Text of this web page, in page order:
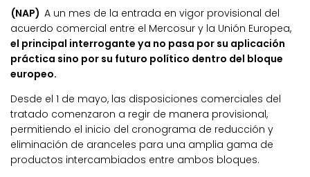
(NAP) A un mes de la entrada en vigor provisional del
acuerdo comercial entre el Mercosur y la Unión Europea,
el principal interrogante ya no pasa por su aplicación
práctica sino por su futuro político dentro del bloque
europeo.
Desde el 1 de mayo, las disposiciones comerciales del
tratado comenzaron a regir de manera provisional,
permitiendo el inicio del cronograma de reducción y
eliminación de aranceles para una amplia gama de
productos intercambiados entre ambos bloques.